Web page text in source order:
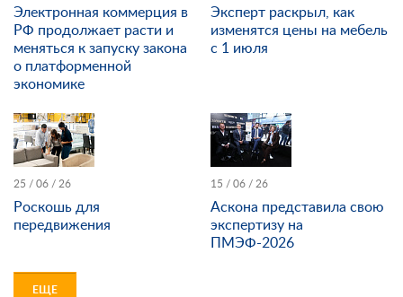
Электронная коммерция в
РФ продолжает расти и
меняться к запуску закона
о платформенной
экономике
Эксперт раскрыл, как
изменятся цены на мебель
с 1 июля
25 / 06 / 26
Роскошь для
передвижения
15 / 06 / 26
Аскона представила свою
экспертизу на
ПМЭФ-2026
ЕЩЕ